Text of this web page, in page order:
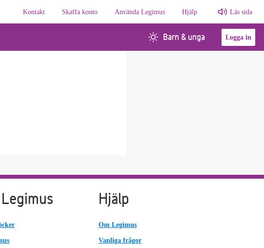
Kontakt
Skaffa konto Använda Legimus Hjälp Läs sida
Barn & unga Logga in
Hjälp
Om Legimus
Vanliga frågor